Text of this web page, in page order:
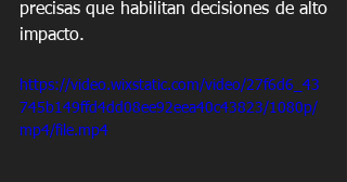
precisas que habilitan decisiones de alto
impacto.
https://video.wixstatic.com/video/27f6d6_43
745b149ffd4dd08ee92eea40c43823/1080p/
mp4/file.mp4